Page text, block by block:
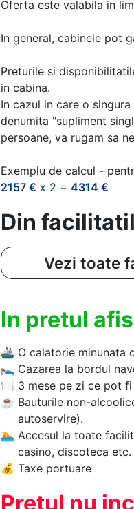
Oferta este valabila in
In general, cabinele pot
Preturile si
in cabina.
In cazul in care o
denumita "supliment
persoane, va rugam sa
Exemplu de calcul -
2157 € x 2 = 4314 €
Din
Vezi toate
In pretul
🚢 O calatorie minunata
🛌 Cazarea la bordul
🍽 3 mese pe zi ce pot
☕ Bauturile non-
autoservire).
🏊‍ Accesul la toate
casino, discoteca etc.
💰 Taxe portuare
Pretul nu